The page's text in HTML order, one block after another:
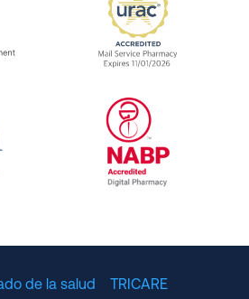
Pharmacy Benefit
URAC
de la salud
TRICARE